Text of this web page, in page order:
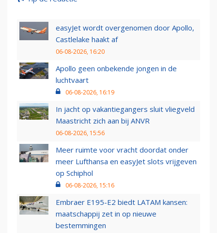
easyJet wordt overgenomen door Apollo,
Castlelake haakt af
06-08-2026, 16:20
Apollo geen onbekende jongen in de
luchtvaart
06-08-2026, 16:19
In jacht op vakantiegangers sluit vliegveld
Maastricht zich aan bij ANVR
06-08-2026, 15:56
Meer ruimte voor vracht doordat onder
meer Lufthansa en easyJet slots vrijgeven
op Schiphol
06-08-2026, 15:16
Embraer E195-E2 biedt LATAM kansen:
maatschappij zet in op nieuwe
bestemmingen